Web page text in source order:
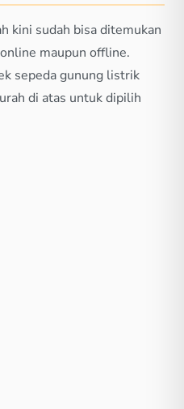
kini sudah bisa ditemukan
maupun offline.
sepeda gunung listrik
di atas untuk dipilih